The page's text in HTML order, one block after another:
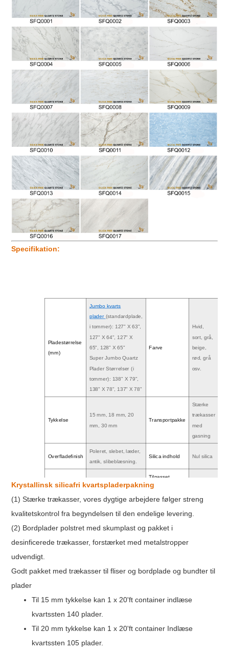
Specifikation:
Pladestørrelse
(mm)
Jumbo kvarts
plader (standardplade,
i tommer): 127" X 63",
127" X 64", 127" X
65", 128" X 65"
Super Jumbo Quartz
Plader Størrelser (i
tommer): 138" X 79",
138" X 78", 137" X 78"
Farve
Hvid,
sort, grå,
beige,
rød, grå
osv.
Tykkelse
15 mm, 18 mm, 20
mm, 30 mm
Transportpakke
Stærke
trækasser
med
gasning
Overfladefinish
Poleret, slebet, læder,
antik, slibeblæsning.
Silica indhold Nul silica
Kantfinish
Flad, skrå, lamineret,
Tilpasset
service
tilgængelig
Certifikat SGS, CE, NSF osv. Mohs hårdhed
Krystallinsk silicafri kvartspladerpakning
(1) Stærke trækasser, vores dygtige arbejdere følger streng
kvalitetskontrol fra begyndelsen til den endelige levering.
(2) Bordplader polstret med skumplast og pakket i
desinficerede trækasser, forstærket med metalstropper
udvendigt.
Godt pakket med trækasser til fliser og bordplade og bundter til
plader
Til 15 mm tykkelse kan 1 x 20'ft container indlæse
kvartssten 140 plader.
Til 20 mm tykkelse kan 1 x 20'ft container Indlæse
kvartssten 105 plader.